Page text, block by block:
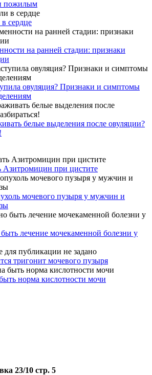
пожилым
сердце
на ранней стадии: признаки
овуляция? Признаки и симптомы
белые выделения после овуляции?
Азитромицин при цистите
мочевого пузыря у мужчин и
лечение мочекаменной болезни у
тригонит мочевого пузыря
норма кислотности мочи
23/10 стр. 5